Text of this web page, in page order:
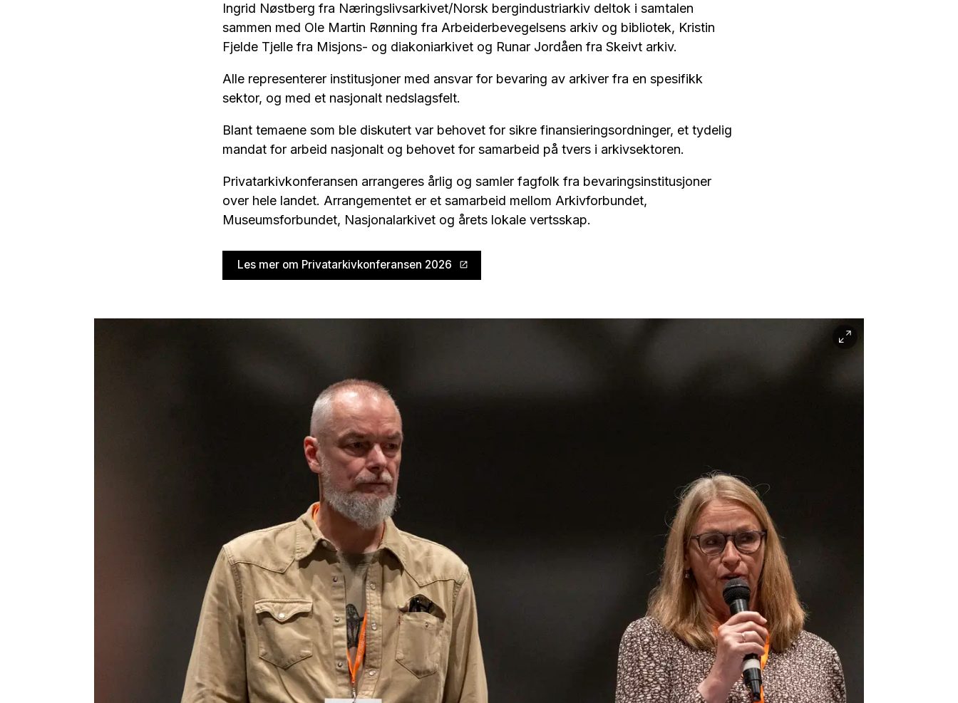
Ingrid Nøstberg fra Næringslivsarkivet/Norsk bergindustriarkiv deltok i samtalen
sammen med Ole Martin Rønning fra Arbeiderbevegelsens arkiv og bibliotek, Kristin
Fjelde Tjelle fra Misjons- og diakoniarkivet og Runar Jordåen fra Skeivt arkiv.
Alle representerer institusjoner med ansvar for bevaring av arkiver fra en spesifikk
sektor, og med et nasjonalt nedslagsfelt.
Blant temaene som ble diskutert var behovet for sikre finansieringsordninger, et tydelig
mandat for arbeid nasjonalt og behovet for samarbeid på tvers i arkivsektoren.
Privatarkivkonferansen arrangeres årlig og samler fagfolk fra bevaringsinstitusjoner
over hele landet. Arrangementet er et samarbeid mellom Arkivforbundet,
Museumsforbundet, Nasjonalarkivet og årets lokale vertsskap.
Les mer om Privatarkivkonferansen 2026